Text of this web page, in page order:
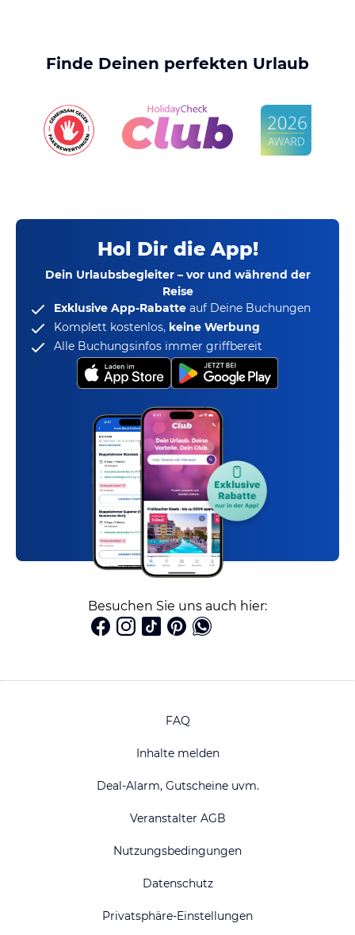
Finde Deinen perfekten Urlaub
Hol Dir die App!
Dein Urlaubsbegleiter – vor und während der
Reise
Exklusive App-Rabatte auf Deine Buchungen
Komplett kostenlos, keine Werbung
Alle Buchungsinfos immer griffbereit
Besuchen Sie uns auch hier:
FAQ
Inhalte melden
Deal-Alarm, Gutscheine uvm.
Veranstalter AGB
Nutzungsbedingungen
Datenschutz
Privatsphäre-Einstellungen